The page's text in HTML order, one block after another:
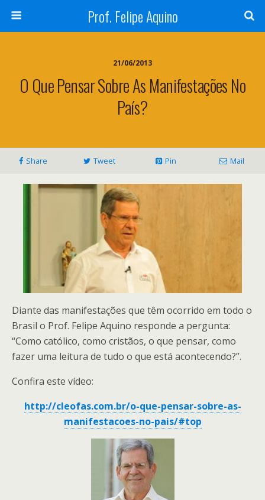
Prof. Felipe Aquino
21/06/2013
O Que Pensar Sobre As Manifestações No
País?
Share Tweet Pin Mail
Diante das manifestações que têm ocorrido em todo o
Brasil o Prof. Felipe Aquino responde a pergunta:
“Como católico, como cristãos, o que pensar, como
fazer uma leitura de tudo o que está acontecendo?”.
Confira este vídeo:
http://cleofas.com.br/o-que-pensar-sobre-as-
manifestacoes-no-pais/#top